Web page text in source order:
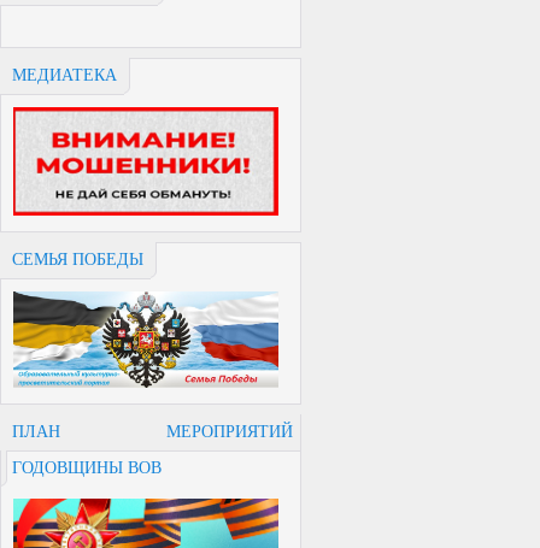
МЕДИАТЕКА
СЕМЬЯ ПОБЕДЫ
ПЛАН МЕРОПРИЯТИЙ
ГОДОВЩИНЫ ВОВ